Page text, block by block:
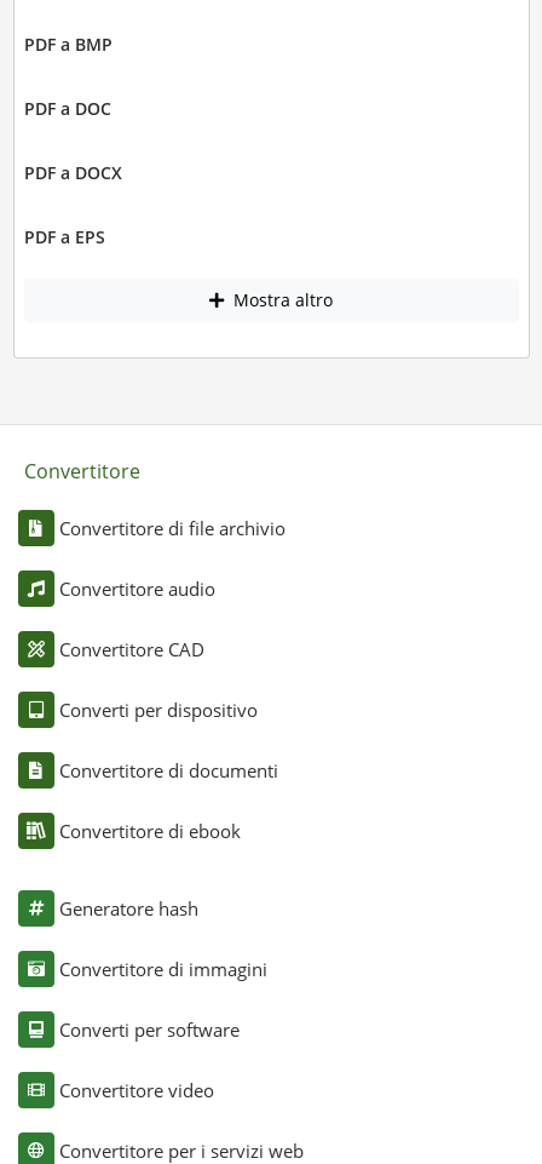
PDF a BMP
PDF a DOC
PDF a DOCX
PDF a EPS
Mostra altro
Convertitore
Convertitore di file archivio
Convertitore audio
Convertitore CAD
Converti per dispositivo
Convertitore di documenti
Convertitore di ebook
Generatore hash
Convertitore di immagini
Converti per software
Convertitore video
Convertitore per i servizi web